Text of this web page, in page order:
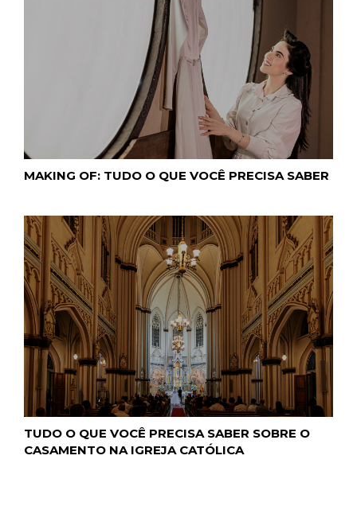
MAKING OF: TUDO O QUE VOCÊ PRECISA SABER
TUDO O QUE VOCÊ PRECISA SABER SOBRE O
CASAMENTO NA IGREJA CATÓLICA